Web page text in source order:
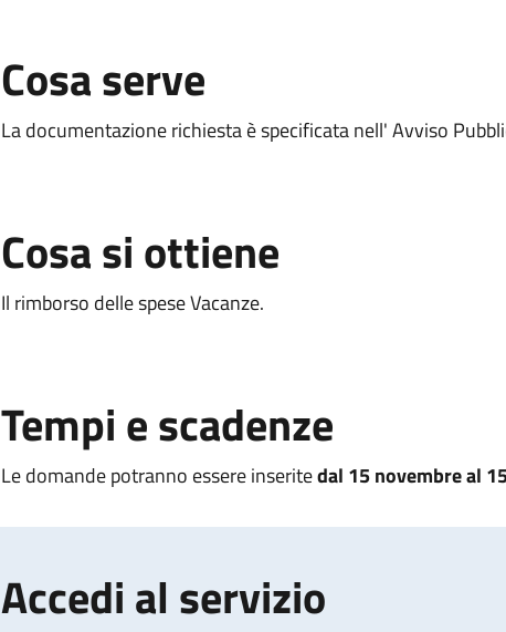
Cosa serve
La documentazione richiesta è specificata nell' Avviso
Cosa si ottiene
Il rimborso delle spese Vacanze.
Tempi e scadenze
Le domande potranno essere inseritedal 15 novembre al
Accedi al servizio